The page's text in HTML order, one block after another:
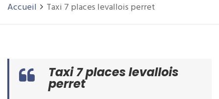
Accueil Taxi 7 places levallois perret
Taxi 7 places levallois
perret